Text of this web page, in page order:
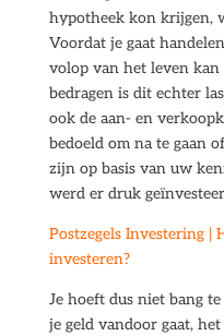
hypotheek kon krijgen,
Voordat je gaat
volop van het leven kan
bedragen is dit echter
ook de aan- en
bedoeld om na te gaan
zijn op basis van uw
werd er druk
Postzegels Investering |
investeren?
Je hoeft dus niet bang
je geld vandoor gaat,